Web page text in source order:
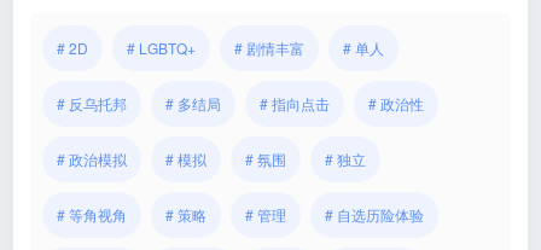
# 2D # LGBTQ+ # 剧情丰富 # 单人
# 反乌托邦 # 多结局 # 指向点击 # 政治性
# 政治模拟 # 模拟 # 氛围 # 独立
# 等角视角 # 策略 # 管理 # 自选历险体验